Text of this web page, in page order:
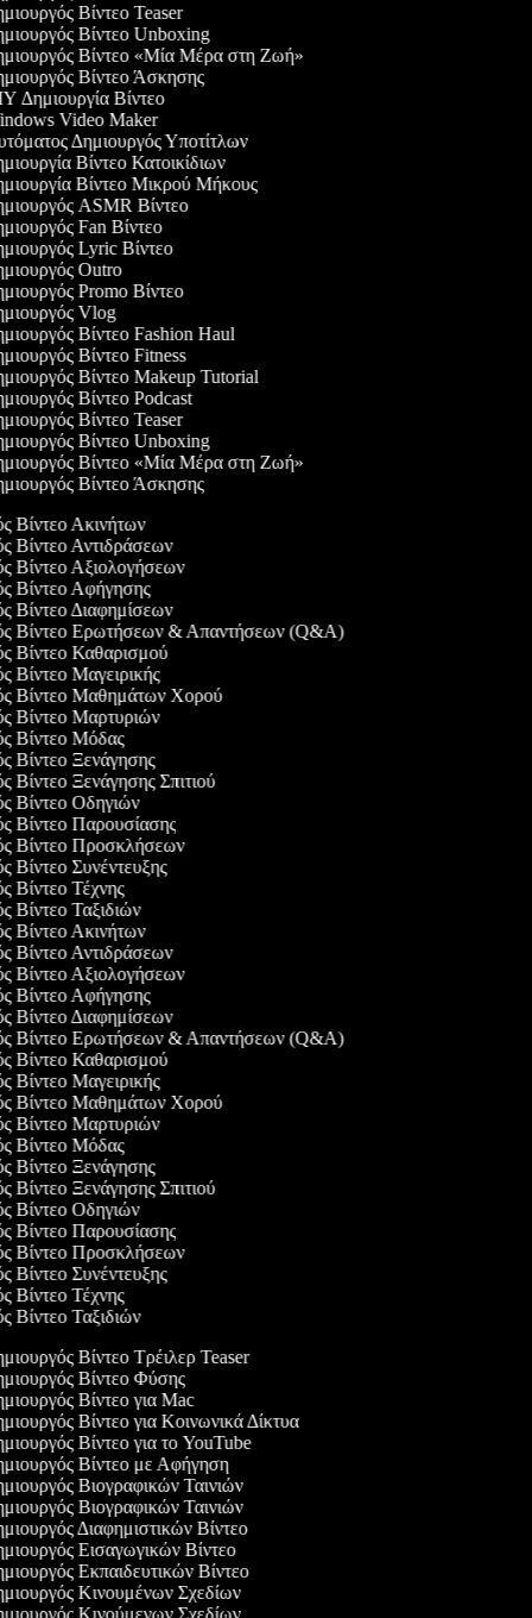
Βίντεο Teaser
Βίντεο Unboxing
Βίντεο «Μία Μέρα στη Ζωή»
Βίντεο Άσκησης
Δημιουργία Βίντεο
Video Maker
Δημιουργός Υποτίτλων
Βίντεο Κατοικίδιων
Βίντεο Μικρού Μήκους
ASMR Βίντεο
Fan Βίντεο
Lyric Βίντεο
Outro
Promo Βίντεο
Vlog
Βίντεο Fashion Haul
Βίντεο Fitness
Βίντεο Makeup Tutorial
Βίντεο Podcast
Βίντεο Teaser
Βίντεο Unboxing
Βίντεο «Μία Μέρα στη Ζωή»
Βίντεο Άσκησης
Βίντεο Ακινήτων
Βίντεο Αντιδράσεων
Βίντεο Αξιολογήσεων
Βίντεο Αφήγησης
Βίντεο Διαφημίσεων
Βίντεο Ερωτήσεων & Απαντήσεων (Q&A)
Βίντεο Καθαρισμού
Βίντεο Μαγειρικής
Βίντεο Μαθημάτων Χορού
Βίντεο Μαρτυριών
Βίντεο Μόδας
Βίντεο Ξενάγησης
Βίντεο Ξενάγησης Σπιτιού
Βίντεο Οδηγιών
Βίντεο Παρουσίασης
Βίντεο Προσκλήσεων
Βίντεο Συνέντευξης
Βίντεο Τέχνης
Βίντεο Ταξιδιών
Βίντεο Ακινήτων
Βίντεο Αντιδράσεων
Βίντεο Αξιολογήσεων
Βίντεο Αφήγησης
Βίντεο Διαφημίσεων
Βίντεο Ερωτήσεων & Απαντήσεων (Q&A)
Βίντεο Καθαρισμού
Βίντεο Μαγειρικής
Βίντεο Μαθημάτων Χορού
Βίντεο Μαρτυριών
Βίντεο Μόδας
Βίντεο Ξενάγησης
Βίντεο Ξενάγησης Σπιτιού
Βίντεο Οδηγιών
Βίντεο Παρουσίασης
Βίντεο Προσκλήσεων
Βίντεο Συνέντευξης
Βίντεο Τέχνης
Βίντεο Ταξιδιών
Βίντεο Τρέιλερ Teaser
Βίντεο Φύσης
Βίντεο για Mac
Βίντεο για Κοινωνικά Δίκτυα
Βίντεο για το YouTube
Βίντεο με Αφήγηση
Βιογραφικών Ταινιών
Βιογραφικών Ταινιών
Διαφημιστικών Βίντεο
Εισαγωγικών Βίντεο
Εκπαιδευτικών Βίντεο
Κινουμένων Σχεδίων